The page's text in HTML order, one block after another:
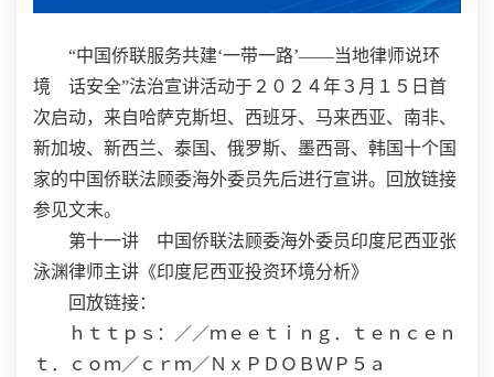
“中国侨联服务共建‘一带一路’——当地律师说环
境 话安全”法治宣讲活动于２０２４年３月１５日首
次启动，来自哈萨克斯坦、西班牙、马来西亚、南非、
新加坡、新西兰、泰国、俄罗斯、墨西哥、韩国十个国
家的中国侨联法顾委海外委员先后进行宣讲。回放链接
参见文末。
第十一讲 中国侨联法顾委海外委员印度尼西亚张
泳渊律师主讲《印度尼西亚投资环境分析》
回放链接：
ｈｔｔｐｓ：／／ｍｅｅｔｉｎｇ．ｔｅｎｃｅｎ
ｔ．ｃｏｍ／ｃｒｍ／ＮｘＰＤＯＢＷＰ５ａ